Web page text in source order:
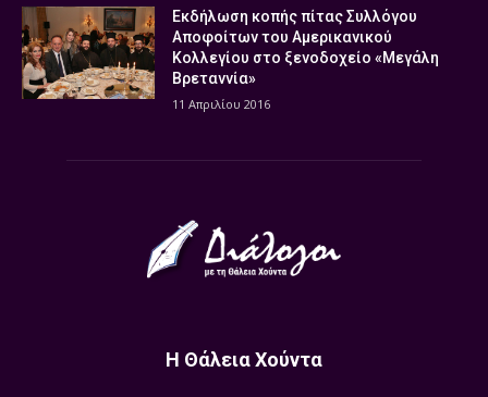
Εκδήλωση κοπής πίτας Συλλόγου
Αποφοίτων του Αμερικανικού
Κολλεγίου στο ξενοδοχείο «Μεγάλη
Βρεταννία»
11 Απριλίου 2016
Η Θάλεια Χούντα